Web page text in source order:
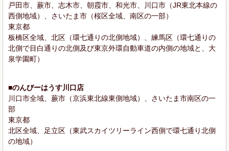
戸田市、蕨市、志木市、朝霞市、和光市、川口市（JR東北本線の
西側地域）、さいたま市（桜区全域、南区の一部）
東京都
板橋区全域、北区（環七通りの北側地域）、練馬区（環七通りの
北側で目白通りの北側及び東京外環自動車道の内側の地域と、大
泉学園町）
■のんびーはうす川口店
川口市全域、蕨市（京浜東北線東側地域）、さいたま市南区の一
部
東京都
北区全域、足立区（東武スカイツリーライン西側で環七通り北側
の地域）